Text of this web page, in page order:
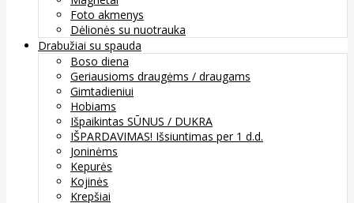
Foto akmenys
Dėlionės su nuotrauka
Drabužiai su spauda
Boso diena
Geriausioms draugėms / draugams
Gimtadieniui
Hobiams
Išpaikintas SŪNUS / DUKRA
IŠPARDAVIMAS! Išsiuntimas per 1 d.d.
Joninėms
Kepurės
Kojinės
Krepšiai